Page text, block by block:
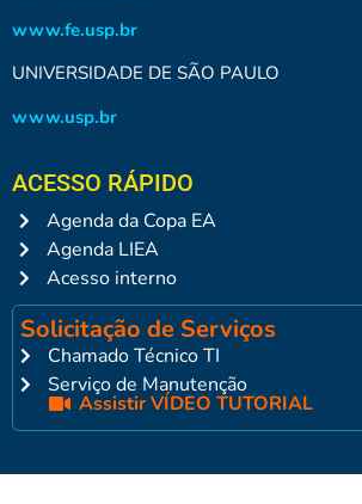
www.fe.usp.br
UNIVERSIDADE DE SÃO PAULO
www.usp.br
ACESSO RÁPIDO
Agenda da Copa EA
Agenda LIEA
Acesso interno
Solicitação de Serviços
Chamado Técnico TI
Serviço de Manutenção
Assistir VÍDEO TUTORIAL